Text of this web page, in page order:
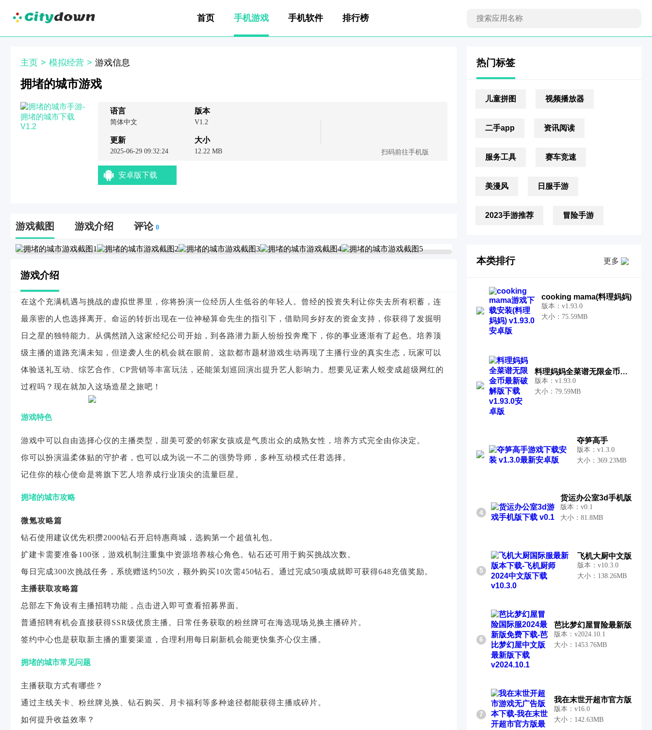
首页 手机游戏 手机软件 排行榜
主页 > 模拟经营 > 游戏信息
拥堵的城市游戏
语言
简体中文
更新
2025-06-29 09:32:24
版本
V1.2
大小
12.22 MB 扫码前往手机版
安卓版下载
游戏截图 游戏介绍 评论 0
游戏介绍
在这个充满机遇与挑战的虚拟世界里，你将扮演一位经历人生低谷的年轻人。曾经的投资失利让你失去所有积蓄，连
最亲密的人也选择离开。命运的转折出现在一位神秘算命先生的指引下，借助同乡好友的资金支持，你获得了发掘明
日之星的独特能力。从偶然踏入这家经纪公司开始，到各路潜力新人纷纷投奔麾下，你的事业逐渐有了起色。培养顶
级主播的道路充满未知，但逆袭人生的机会就在眼前。这款都市题材游戏生动再现了主播行业的真实生态，玩家可以
体验送礼互动、综艺合作、CP营销等丰富玩法，还能策划巡回演出提升艺人影响力。想要见证素人蜕变成超级网红的
过程吗？现在就加入这场造星之旅吧！
游戏特色
游戏中可以自由选择心仪的主播类型，甜美可爱的邻家女孩或是气质出众的成熟女性，培养方式完全由你决定。
你可以扮演温柔体贴的守护者，也可以成为说一不二的强势导师，多种互动模式任君选择。
记住你的核心使命是将旗下艺人培养成行业顶尖的流量巨星。
拥堵的城市攻略
微氪攻略篇
钻石使用建议优先积攒2000钻石开启特惠商城，选购第一个超值礼包。
扩建卡需要准备100张，游戏机制注重集中资源培养核心角色。钻石还可用于购买挑战次数。
每日完成300次挑战任务，系统赠送约50次，额外购买10次需450钻石。通过完成50项成就即可获得648充值奖励。
主播获取攻略篇
总部左下角设有主播招聘功能，点击进入即可查看招募界面。
普通招聘有机会直接获得SSR级优质主播。日常任务获取的粉丝牌可在海选现场兑换主播碎片。
签约中心也是获取新主播的重要渠道，合理利用每日刷新机会能更快集齐心仪主播。
拥堵的城市常见问题
主播获取方式有哪些？
通过主线关卡、粉丝牌兑换、钻石购买、月卡福利等多种途径都能获得主播或碎片。
如何提升收益效率？
热门标签
儿童拼图 视频播放器
二手app 资讯阅读
服务工具 赛车竞速
美漫风 日服手游
2023手游推荐 冒险手游
本类排行 更多
cooking mama(料理妈妈)
版本：v1.93.0
大小：75.59MB
料理妈妈全菜谱无限金币最新破解版
版本：v1.93.0
大小：79.59MB
夺笋高手
版本：v1.3.0
大小：369.23MB
4
货运办公室3d手机版
版本：v0.1
大小：81.8MB
5
飞机大厨中文版
版本：v10.3.0
大小：138.26MB
6
芭比梦幻屋冒险最新版
版本：v2024.10.1
大小：1453.76MB
7
我在末世开超市官方版
版本：v16.0
大小：142.63MB